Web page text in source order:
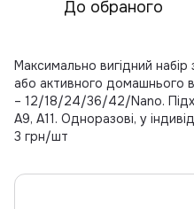
До обраного
Максимально вигідний
або активного домашнього
– 12/18/24/36/42/Nano.
A9, A11. Одноразові, у
3 грн/шт